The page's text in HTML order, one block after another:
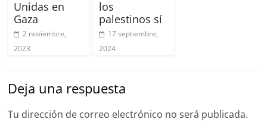
Unidas en
Gaza
2 noviembre,
2023
los
palestinos sí
17 septiembre,
2024
Deja una respuesta
Tu dirección de correo electrónico no será publicada.